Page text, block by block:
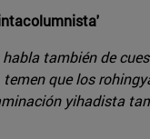
también de
que los
yihadista